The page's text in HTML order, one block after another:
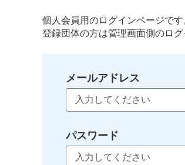
個人会員用のログインページです
登録団体の方は管理画面側のロ
メールアドレス
パスワード